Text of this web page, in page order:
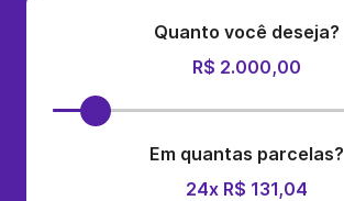
Quanto você deseja?
R$ 2.000,00
Em quantas parcelas?
24x R$ 131,04